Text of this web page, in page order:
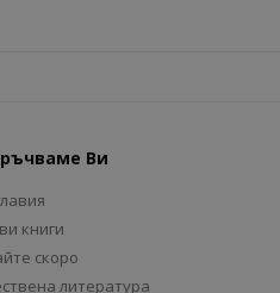
Ви
книги
скоро
литература